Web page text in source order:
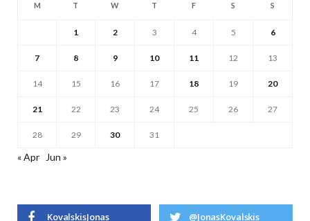
M T W T F S S
1 2 3 4 5 6
7 8 9 10 11 12 13
14 15 16 17 18 19 20
21 22 23 24 25 26 27
28 29 30 31
« Apr Jun »
KovalskisJonas @JonasKovalskis